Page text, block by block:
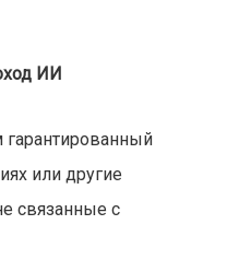
ИИ
или другие
связанные с